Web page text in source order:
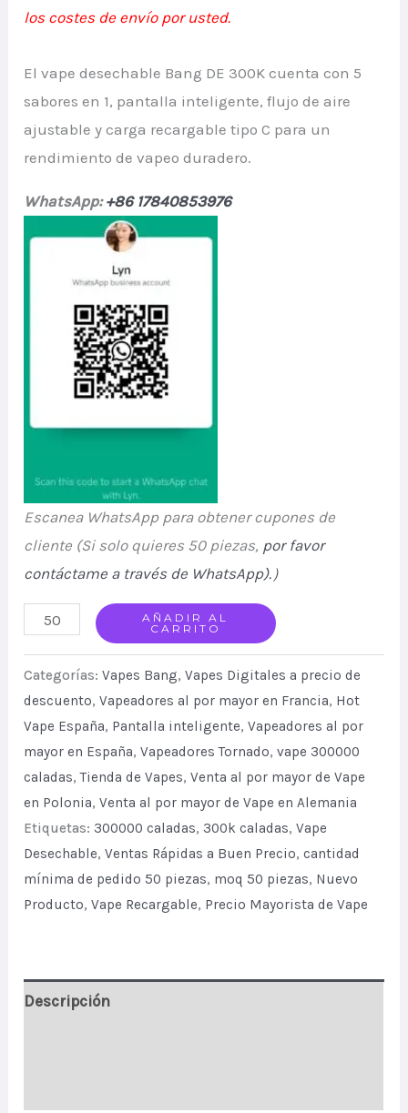
€42.00.€6.20.
los costes de envío por usted.
El vape desechable Bang DE 300K cuenta con 5
sabores en 1, pantalla inteligente, flujo de aire
ajustable y carga recargable tipo C para un
rendimiento de vapeo duradero.
WhatsApp:+86 17840853976
Escanea WhatsApp para obtener cupones de
cliente (Si solo quieres 50 piezas, por favor
contáctame a través de WhatsApp). ）
Bang
300000
Puffs
Disposable
Vape
With
Flavors
quantity
AÑADIR AL
CARRITO
Categorías:Vapes Bang,Vapes Digitales a precio de
descuento,Vapeadores al por mayor en Francia, Hot
Vape España, Pantalla inteligente,Vapeadores al por
mayor en España,Vapeadores Tornado,vape 300000
caladas,Tienda de Vapes,Venta al por mayor de Vape
en Polonia,Venta al por mayor de Vape en Alemania
Etiquetas: 300000 caladas, 300k caladas,Vape
Desechable,Ventas Rápidas a Buen Precio,cantidad
mínima de pedido 50 piezas, moq 50 piezas, Nuevo
Producto,Vape Recargable, Precio Mayorista de Vape
Descripción